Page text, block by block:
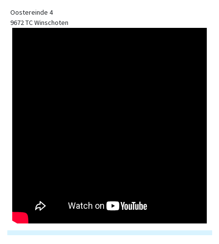
Oostereinde 4
9672 TC Winschoten